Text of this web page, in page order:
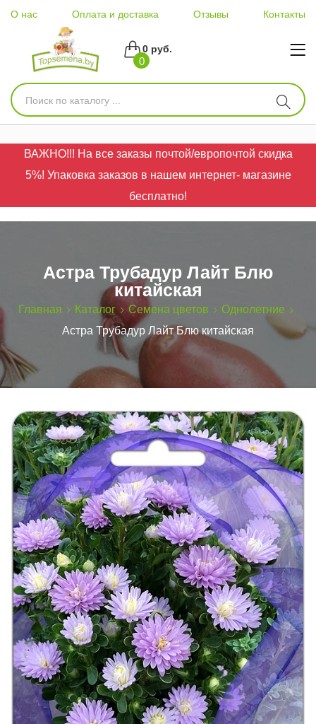
О нас Оплата и доставка Отзывы Контакты
0
0 руб.
ВАЖНО!!! На все заказы почтой/европочтой скидка
5%! Упаковка заказов в нашем интернет- магазине
бесплатно!
Астра Трубадур Лайт Блю
китайская
Главная Каталог Семена цветов
Однолетние
Астра Трубадур Лайт Блю китайская